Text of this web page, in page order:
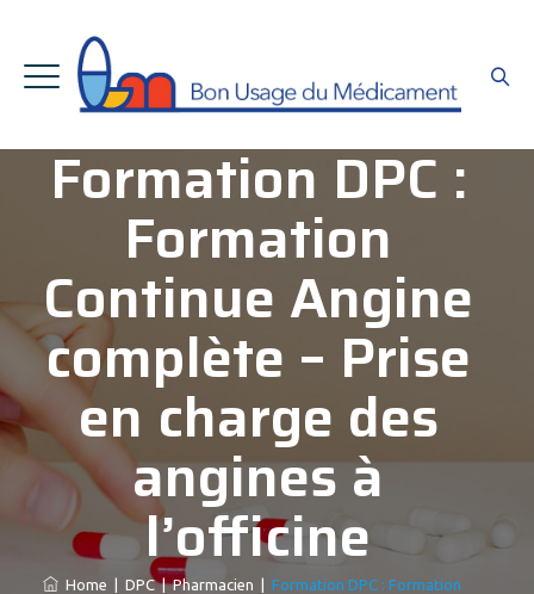
Formation DPC :
Formation
Continue Angine
complète – Prise
en charge des
angines à
l’officine
Home DPC|Pharmacien
Formation DPC : Formation